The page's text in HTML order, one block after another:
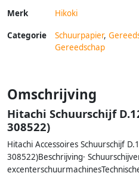
Merk Hikoki
Categorie Schuurpapier,
Gereedschap
Omschrijving
Hitachi Schuurschijf
308522)
Hitachi Accessoires Schuurschijf
308522)Beschrijving·